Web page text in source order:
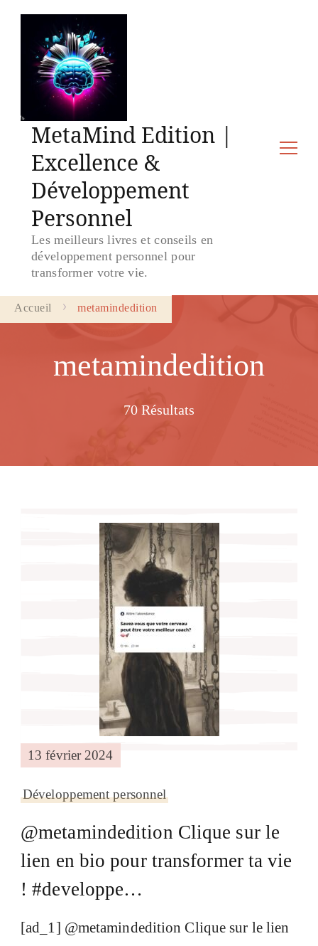
MetaMind Edition |
Excellence &
Développement
Personnel
Les meilleurs livres et conseils en
développement personnel pour
transformer votre vie.
Accueil metamindedition
metamindedition
70 Résultats
13 février 2024
Développement personnel
@metamindedition Clique sur le
lien en bio pour transformer ta vie
! #developpe…
[ad_1] @metamindedition Clique sur le lien